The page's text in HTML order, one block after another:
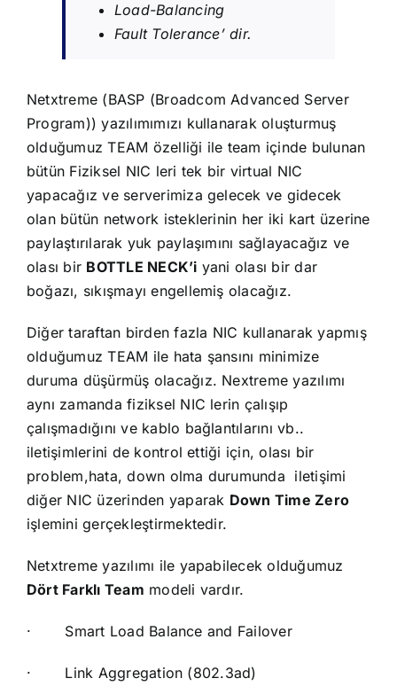
Load-Balancing
Fault Tolerance’ dir.
Netxtreme (BASP (Broadcom Advanced Server
Program)) yazılımımızı kullanarak oluşturmuş
olduğumuz TEAM özelliği ile team içinde bulunan
bütün Fiziksel NIC leri tek bir virtual NIC
yapacağız ve serverimiza gelecek ve gidecek
olan bütün network isteklerinin her iki kart üzerine
paylaştırılarak yuk paylaşımını sağlayacağız ve
olası bir BOTTLE NECK’i yani olası bir dar
boğazı, sıkışmayı engellemiş olacağız.
Diğer taraftan birden fazla NIC kullanarak yapmış
olduğumuz TEAM ile hata şansını minimize
duruma düşürmüş olacağız. Nextreme yazılımı
aynı zamanda fiziksel NIC lerin çalışıp
çalışmadığını ve kablo bağlantılarını vb..
iletişimlerini de kontrol ettiği için, olası bir
problem,hata, down olma durumunda iletişimi
diğer NIC üzerinden yaparak Down Time Zero
işlemini gerçekleştirmektedir.
Netxtreme yazılımı ile yapabilecek olduğumuz
Dört Farklı Team modeli vardır.
· Smart Load Balance and Failover
· Link Aggregation (802.3ad)